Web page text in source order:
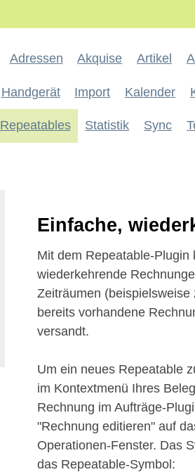
Adressen Akquise Artikel
Handgerät Import Kalender
Repeatables Statistik Sync
Einfache,
Mit dem Repeatable-Plugin
wiederkehrende
Zeiträumen
bereits vorhandene
versandt.
Um ein neues Repeatable
im Kontextmenü Ihres
Rechnung im Aufträge-
"Rechnung editieren" auf
Operationen-Fenster. Das
das Repeatable-Symbol: